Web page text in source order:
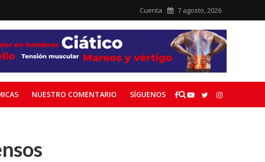
Cuenta 7 agosto, 2026
NUESTRO COMENTARIO SÍGUENOS